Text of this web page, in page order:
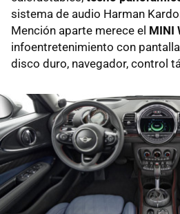
sistema de audio Harman
Mención aparte merece el MINI
infoentretenimiento con
disco duro, navegador, control